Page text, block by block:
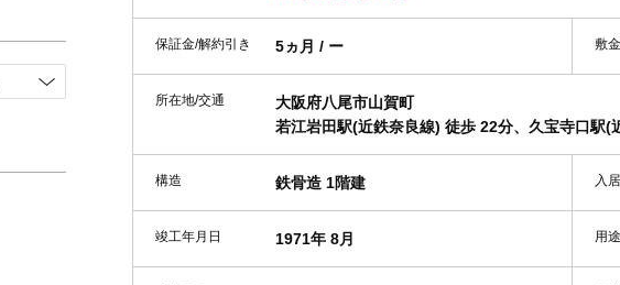
保証金/解約引き 5ヵ月 / ー 敷
所在地/交通
大阪府八尾市山賀町
若江岩田駅(近鉄奈良線) 徒歩 22分、久宝寺口駅
構造 鉄骨造 1階建 入
竣工年月日 1971年 8月 用